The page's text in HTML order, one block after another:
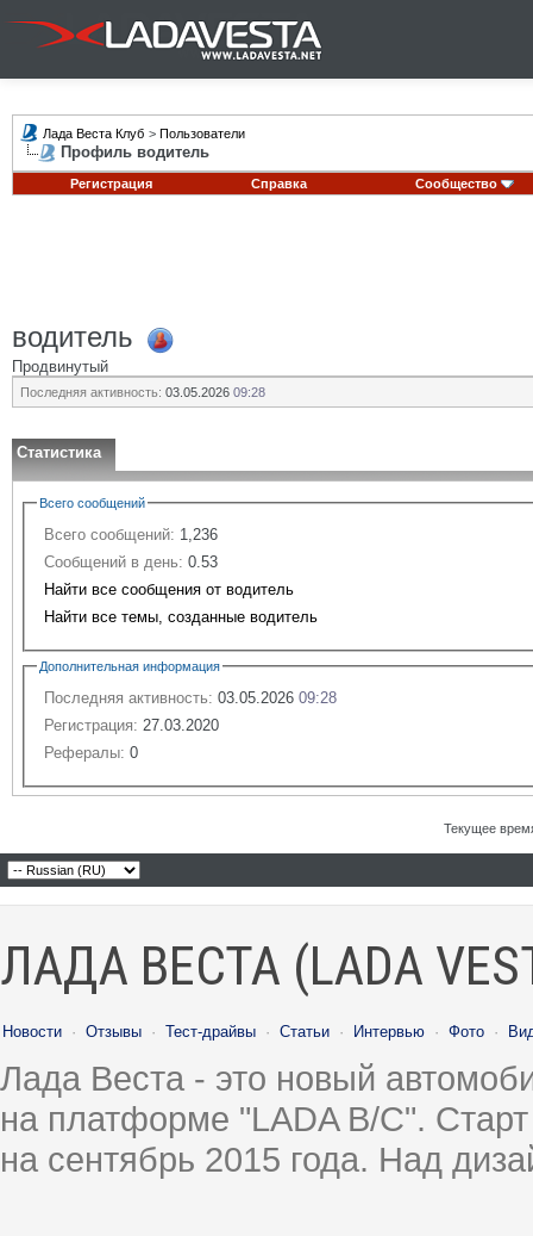
Лада Веста Клуб > Пользователи
Профиль водитель
Регистрация Справка Сообщество
водитель
Продвинутый
Последняя активность: 03.05.2026 09:28
Статистика
Всего сообщений
Всего сообщений: 1,236
Сообщений в день: 0.53
Найти все сообщения от водитель
Найти все темы, созданные водитель
Дополнительная информация
Последняя активность: 03.05.2026 09:28
Регистрация: 27.03.2020
Рефералы: 0
Текущее
ЛАДА ВЕСТА (LADA
Новости · Отзывы · Тест-драйвы · Статьи · Интервью · Фото ·
Лада Веста - это новый
на платформе "LADA B/C".
на сентябрь 2015 года. Над